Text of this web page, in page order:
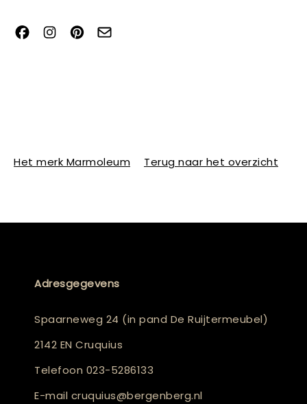
Het merk Marmoleum Terug naar het overzicht
Adresgegevens
Spaarneweg 24 (in pand De Ruijtermeubel)
2142 EN Cruquius
Telefoon 023-5286133
E-mail cruquius@bergenberg.nl